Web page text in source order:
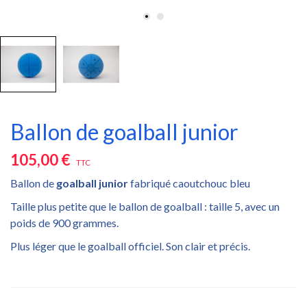
Ballon de goalball junior
105,00 € TTC
Ballon de goalball juniorfabriqué caoutchouc bleu
Taille plus petite que le ballon de goalball : taille 5, avec un
poids de 900 grammes.
Plus léger que le goalball officiel. Son clair et précis.